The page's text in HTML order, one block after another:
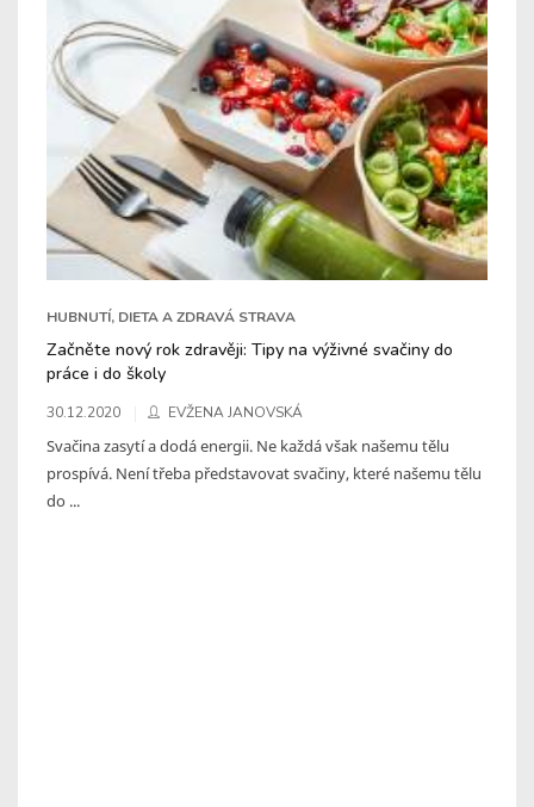
HUBNUTÍ, DIETA A ZDRAVÁ STRAVA
Začněte nový rok zdravěji: Tipy na výživné svačiny do
práce i do školy
30.12.2020 EVŽENA JANOVSKÁ
Svačina zasytí a dodá energii. Ne každá však našemu tělu
prospívá. Není třeba představovat svačiny, které našemu tělu
do ...